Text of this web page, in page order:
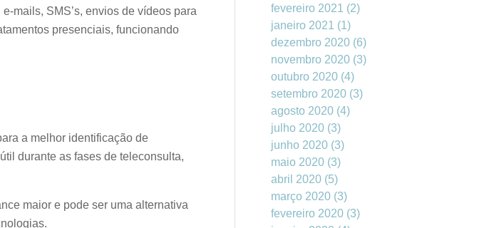
mails, SMS’s, envios de vídeos para
presenciais, funcionando
a melhor identificação de
durante as fases de teleconsulta,
maior e pode ser uma alternativa
fevereiro 2021 (2)
janeiro 2021 (1)
dezembro 2020 (6)
novembro 2020 (3)
outubro 2020 (4)
setembro 2020 (3)
agosto 2020 (4)
julho 2020 (3)
junho 2020 (3)
maio 2020 (3)
abril 2020 (5)
março 2020 (3)
fevereiro 2020 (3)